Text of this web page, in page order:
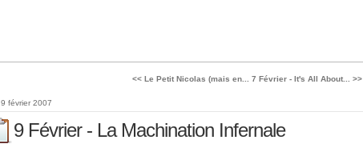
<< Le Petit Nicolas (mais en... 7 Février - It's All About... >>
9 février 2007
9 Février - La Machination Infernale